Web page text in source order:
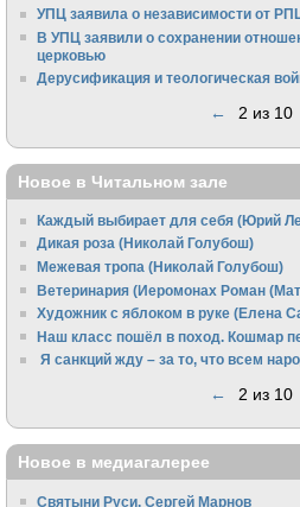
УПЦ заявила о независимости от
В УПЦ заявили о сохранении
церковью
Дерусификация и теологическая
← 2 из 10
Новое в Читальном зале
Каждый выбирает для себя (Юрий
Дикая роза (Николай Голубош)
Межевая тропа (Николай Голубош)
Ветеринария (Иеромонах Роман
Художник с яблоком в руке (Елена
Наш класс пошёл в поход. Кошмар
Я санкций жду – за то, что всем
← 2 из 10
Новое в медиагалерее
Святыни Руси. Сергей Марнов